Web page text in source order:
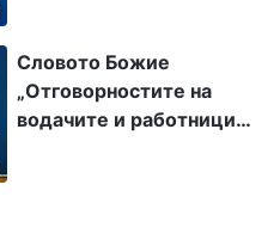
Словото Божие
„Отговорностите на
водачите и работниците